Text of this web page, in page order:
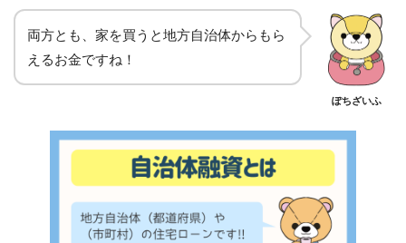
両方とも、家を買うと地方自治体からもら
えるお金ですね！
ぽちざいふ